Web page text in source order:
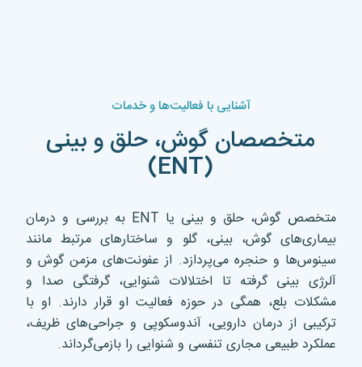
آشنایی با فعالیت‌ها و خدمات
متخصصان گوش، حلق و بینی
(ENT)
متخصص گوش، حلق و بینی یا ENT به بررسی و درمان
بیماری‌های گوش، بینی، گلو و ساختارهای مرتبط مانند
سینوس‌ها و حنجره می‌پردازد. از عفونت‌های مزمن گوش و
آلرژی بینی گرفته تا اختلالات شنوایی، گرفتگی صدا و
مشکلات بلع، همگی در حوزه فعالیت او قرار دارند. او با
ترکیبی از درمان دارویی، آندوسکوپی و جراحی‌های ظریف،
عملکرد طبیعی مجاری تنفسی و شنوایی را بازمی‌گرداند.